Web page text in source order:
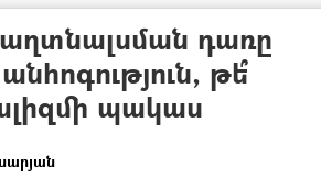
դառը
թե՞
պակաս